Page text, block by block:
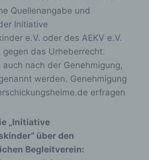
Quellenangabe und
Initiative
e.V. oder des AEKV e.V.
das Urheberrecht.
nach der Genehmigung,
werden. Genehmigung
erfragen
„Initiative
über den
Begleitverein: